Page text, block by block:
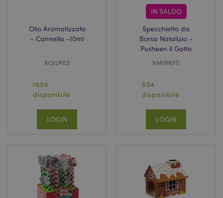
Olio Aromatizzato
- Cannella -10ml
XOILP03
1656
disponibile
LOGIN
IN SALDO
Specchietto da
Borsa Natalizio -
Pusheen il Gatto
XMIRR70
504
disponibile
LOGIN